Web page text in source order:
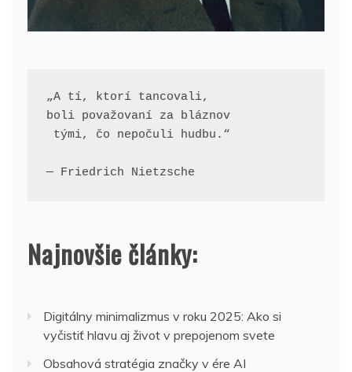
„A tí, ktorí tancovali,
boli považovaní za bláznov
tými, čo nepočuli hudbu.“
— Friedrich Nietzsche
Najnovšie články:
Digitálny minimalizmus v roku 2025: Ako si
vyčistiť hlavu aj život v prepojenom svete
Obsahová stratégia značky v ére AI